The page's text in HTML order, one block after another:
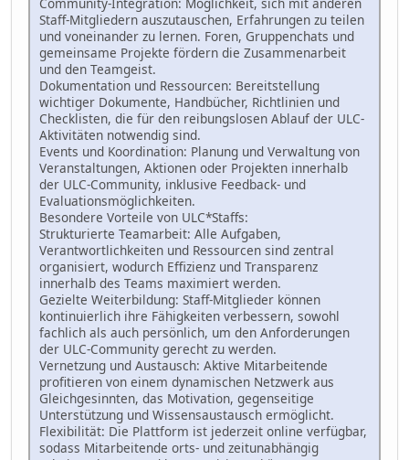
Staff-Mitgliedern auszutauschen, Erfahrungen zu teilen
und voneinander zu lernen. Foren, Gruppenchats und
gemeinsame Projekte fördern die Zusammenarbeit
und den Teamgeist.
Dokumentation und Ressourcen: Bereitstellung
wichtiger Dokumente, Handbücher, Richtlinien und
Checklisten, die für den reibungslosen Ablauf der ULC-
Aktivitäten notwendig sind.
Events und Koordination: Planung und Verwaltung von
Veranstaltungen, Aktionen oder Projekten innerhalb
der ULC-Community, inklusive Feedback- und
Evaluationsmöglichkeiten.
Besondere Vorteile von ULC*Staffs:
Strukturierte Teamarbeit: Alle Aufgaben,
Verantwortlichkeiten und Ressourcen sind zentral
organisiert, wodurch Effizienz und Transparenz
innerhalb des Teams maximiert werden.
Gezielte Weiterbildung: Staff-Mitglieder können
kontinuierlich ihre Fähigkeiten verbessern, sowohl
fachlich als auch persönlich, um den Anforderungen
der ULC-Community gerecht zu werden.
Vernetzung und Austausch: Aktive Mitarbeitende
profitieren von einem dynamischen Netzwerk aus
Gleichgesinnten, das Motivation, gegenseitige
Unterstützung und Wissensaustausch ermöglicht.
Flexibilität: Die Plattform ist jederzeit online verfügbar,
sodass Mitarbeitende orts- und zeitunabhängig